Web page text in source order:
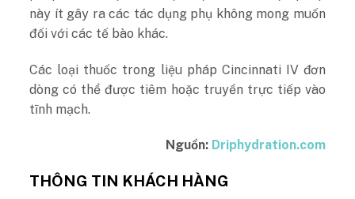
này ít gây ra các tác dụng phụ không mong muốn
đối với các tế bào khác.
Các loại thuốc trong liệu pháp Cincinnati IV đơn
dòng có thể được tiêm hoặc truyền trực tiếp vào
tĩnh mạch.
Nguồn: Driphydration.com
THÔNG TIN KHÁCH HÀNG